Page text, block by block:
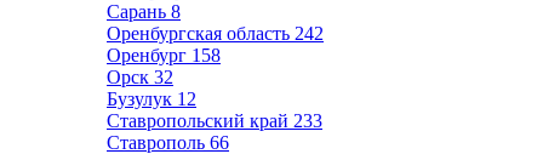
Сарань 8
Оренбургская область 242
Оренбург 158
Орск 32
Бузулук 12
Ставропольский край 233
Ставрополь 66